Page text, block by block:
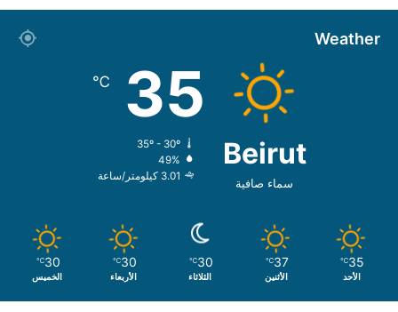
Weather
Beirut
سماء صافية
35
℃
35º - 30º
49%
3.01 كيلومتر/ساعة
35
℃
الأحد
37
℃
الأثنين
30
℃
الثلاثاء
30
℃
الأربعاء
30
℃
الخميس